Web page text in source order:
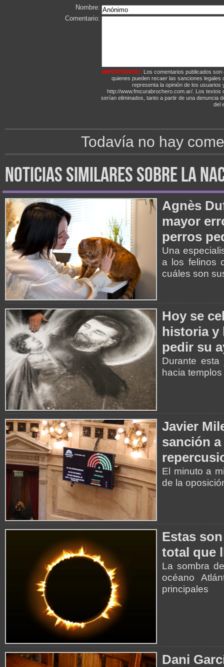
Nombre:
Comentario:
IMPORTANTE!: Los comentarios publicados
quienes pueden recaer las sanciones
representa la opinión de los
http://www.fmcurabrochero.com.ar/. Los textos
serían eliminados, tanto a partir de una denuncia
del
Todavía no hay
noticias similares sobre la
Agnès
mayor
perros
Una
a los felinos
cuáles son
Hoy se
historia y
pedir su
Durante esta
hacia
Javier
sanción
El minuto a
de la
Estas
total que
La sombra
océano
principales
Dani